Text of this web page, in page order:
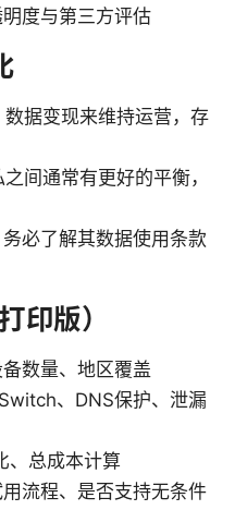
度与第三方评估
据变现来维持运营，存
间通常有更好的平衡，
必了解其数据使用条款
印版）
数量、地区覆盖
、DNS保护、泄漏
、总成本计算
流程、是否支持无条件